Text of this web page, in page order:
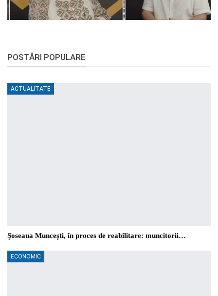
POSTĂRI POPULARE
ACTUALITATE
Șoseaua Muncești, în proces de reabilitare: muncitorii…
ECONOMIC